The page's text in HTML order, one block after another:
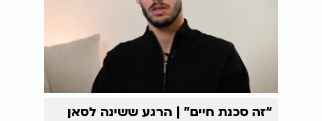
“זה סכנת חיים” | הרגע ששינה לסאן